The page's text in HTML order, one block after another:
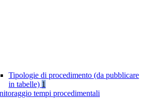
Tipologie di procedimento (da pubblicare
in tabelle) 1
tempi procedimentali